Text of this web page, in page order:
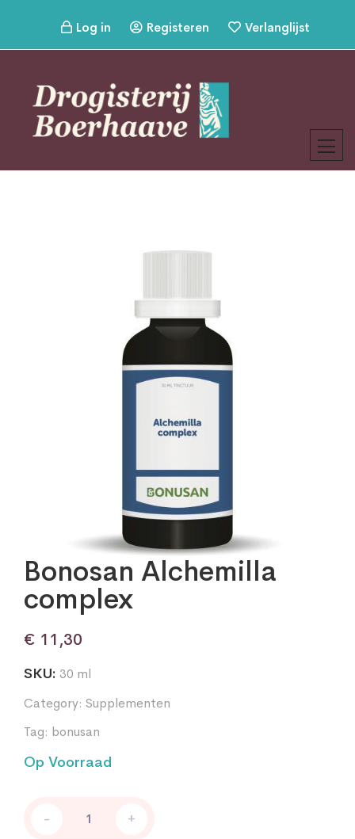
Log in Registeren Verlanglijst
Bonosan Alchemilla
complex
€ 11,30
SKU: 30 ml
Category: Supplementen
Tag: bonusan
Op Voorraad
Alchemilla
- +